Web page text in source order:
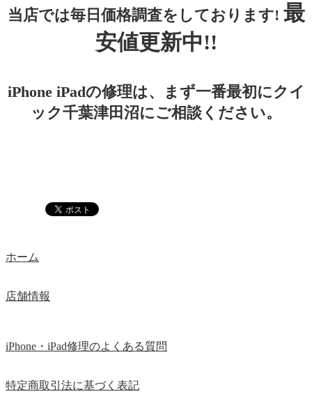
当店では毎日価格調査をしております! 最
安値更新中!!
iPhone iPadの修理は、まず一番最初にクイ
ック千葉津田沼にご相談ください。
ホーム
店舗情報
iPhone・iPad修理のよくある質問
特定商取引法に基づく表記